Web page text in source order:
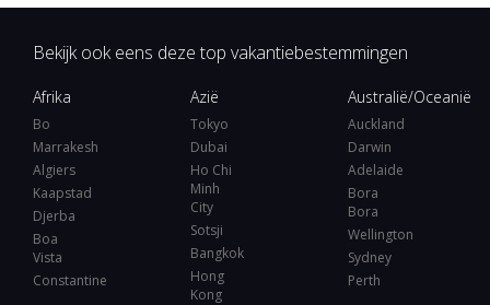
Bekijk ook eens deze top vakantiebestemmingen
Afrika
Bo
Marrakesh
Algiers
Kaapstad
Djerba
Boa
Vista
Constantine
Azië
Tokyo
Dubai
Ho Chi
Minh
City
Sotsji
Bangkok
Hong
Kong
Australië/Oceanië
Auckland
Darwin
Adelaide
Bora
Bora
Wellington
Sydney
Perth